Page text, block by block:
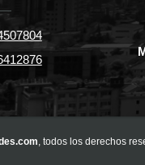
, todos los derechos